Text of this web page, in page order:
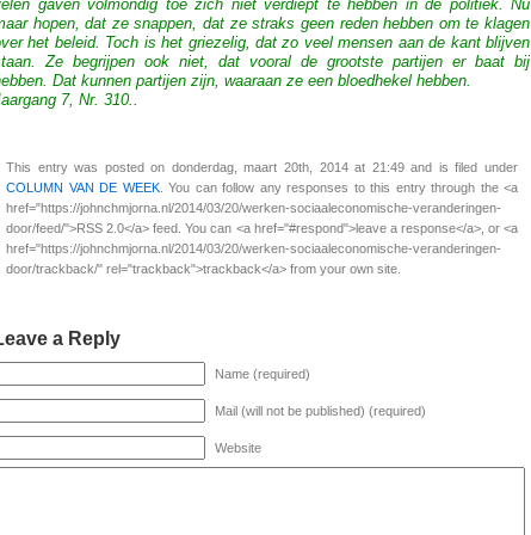
gaven volmondig toe zich niet verdiept te hebben in de politiek. Nu
hopen, dat ze snappen, dat ze straks geen reden hebben om te klagen
het beleid. Toch is het griezelig, dat zo veel mensen aan de kant blijven
Ze begrijpen ook niet, dat vooral de grootste partijen er baat bij
Dat kunnen partijen zijn, waaraan ze een bloedhekel hebben.
7, Nr. 310..
This entry was posted on donderdag, maart 20th, 2014 at 21:49 and is filed under
COLUMN VAN DE WEEK. You can follow any responses to this entry through the <a
href="https://johnchmjorna.nl/2014/03/20/werken-sociaaleconomische-veranderingen-
door/feed/">RSS 2.0</a> feed. You can <a href="#respond">leave a response</a>, or <a
href="https://johnchmjorna.nl/2014/03/20/werken-sociaaleconomische-veranderingen-
door/trackback/" rel="trackback">trackback</a> from your own site.
a Reply
Name (required)
Mail (will not be published) (required)
Website